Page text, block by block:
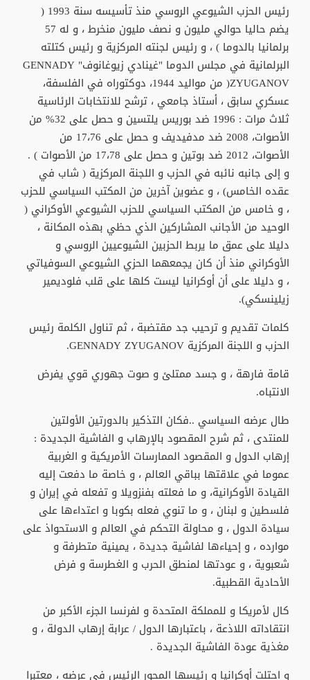
رئيس الحزب الشيوعي الروسي منذ تأسيسه سنة 1993 (
يضم حاليا حوالي مليون و نصف مليون منخرط ، و له 57
برلمانيا بالدوما ) ، و رئيس لجنته المركزية و رئيس كتلته
البرلمانية في مجلس الدوما "غينادي زيوغانوف" GENNADY
ZYUGANOV( من مواليد 1944، دوكتوراه في الفلسفة،
عسكري سابق ، أستاذ جامعي ، ترشح للانتخابات الرئاسية
ثلاث مرات : 1996 ضد بوريس يلتسين و حصل على 32% من
الأصوات، 2008 ضد مدفيديف و حصل على 17،76 من
الأصوات، 2012 ضد بوتين و حصل على 17،78 من الأصوات ) .
و إلى جانبه نائبه في الحزب و اللجنة المركزية ( شاب في
عقده الخامس) ، و عضوين آخرين من المكتب السياسي للحزب
، و خامس من المكتب السياسي للحزب الشيوعي الأوكراني (
الوحيد من الأجانب المشاركين الذي حظي بهذه المكانة ،
دليلا على عمق ما يربط الحزبين الشيوعيين الروسي و
الأوكراني منذ أن كان يجمعهما الحزي الشيوعي السوفياتي
، و دليلا على أن أوكرانيا ليست كلها على قلب فلوديمير
زيلينسكي).
كلمات تقديم و ترحيب جد مقتضبة ، ثم تناول الكلمة رئيس
الحزب و اللجنة المركزية GENNADY ZYUGANOV.
قامة فارهة ، و جسد ممتلئ و صوت جهوري قوي يفرض
الانتباه.
طال عرضه السياسي ..فكان التذكير بالدورتين الأولتين
للمنتدى ، ثم شرح المقصود بالإرهاب و الفاشية الجديدة :
إرهاب الدول و المقصود الممارسات الأمريكية و الغربية
عموما في علاقتها بباقي العالم ، و خاصة ما دفعت إليه
القيادة الأوكرانية، و ما فعلته بفنزويلا و تفعله في إيران و
فلسطين و لبنان ، و ما تنوي فعله بكوبا و اعتداءها على
سيادة الدول ، و محاولة التحكم في العالم و الاستحواذ على
موارده ، و إحياءها لفاشية جديدة ، يمينية متطرفة و
شعبوية ، و عودتها لمنطق الحرب و الغطرسة و فرض
الأحادية القطبية.
كال لأمريكا و للمملكة المتحدة و لفرنسا الجزء الأكبر من
انتقاداته اللاذعة ، باعتبارها الدول / عرابة إرهاب الدولة ، و
مغذية عودة الفاشية الجديدة .
و احتلت أوكرانيا و رئيسها المحور الرئيس في عرضه ، معتبرا